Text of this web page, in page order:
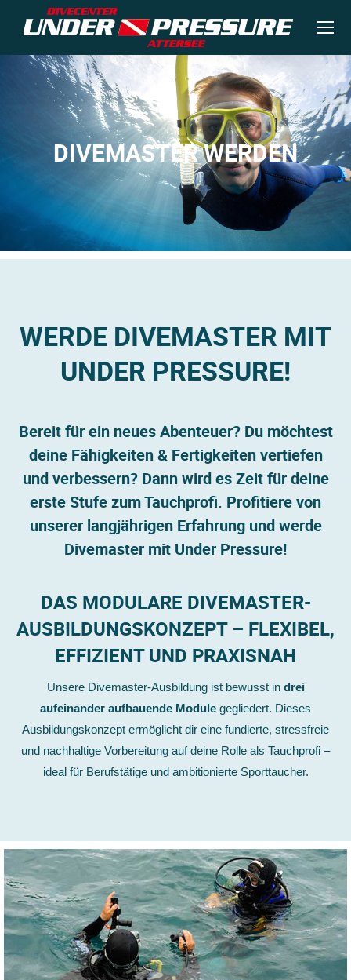
DIVEMASTER WERDEN
Sie befinden sich hier:
WERDE DIVEMASTER MIT
UNDER PRESSURE!
Bereit für ein neues Abenteuer? Du möchtest
deine Fähigkeiten & Fertigkeiten vertiefen
und verbessern? Dann wird es Zeit für deine
erste Stufe zum Tauchprofi. Profitiere von
unserer langjährigen Erfahrung und werde
Divemaster mit Under Pressure!
DAS MODULARE DIVEMASTER-
AUSBILDUNGSKONZEPT – FLEXIBEL,
EFFIZIENT UND PRAXISNAH
Unsere Divemaster-Ausbildung ist bewusst in drei
aufeinander aufbauende Module gegliedert. Dieses
Ausbildungskonzept ermöglicht dir eine fundierte, stressfreie
und nachhaltige Vorbereitung auf deine Rolle als Tauchprofi –
ideal für Berufstätige und ambitionierte Sporttaucher.